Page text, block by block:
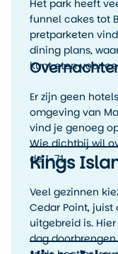
Het park heeft
funnel cakes tot
pretparketen
dining plans,
kunt eten voor
Er zijn geen
omgeving van
vind je genoeg
Wie dichtbij wil
de I-71.
Kings
Veel gezinnen
Cedar Point, juist
uitgebreid is.
dag